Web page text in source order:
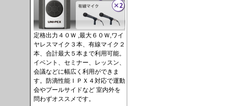
定格出力４０Ｗ ,最大６０Ｗ,ワイ
ヤレスマイク３本、有線マイク２
本、合計最大５本まで利用可能。
イベント、セミナー、レッスン、
会議などに幅広く利用ができま
す。防滴性能ＩＰＸ４対応で運動
会やプールサイドなど 室内外を
問わずオススメです。